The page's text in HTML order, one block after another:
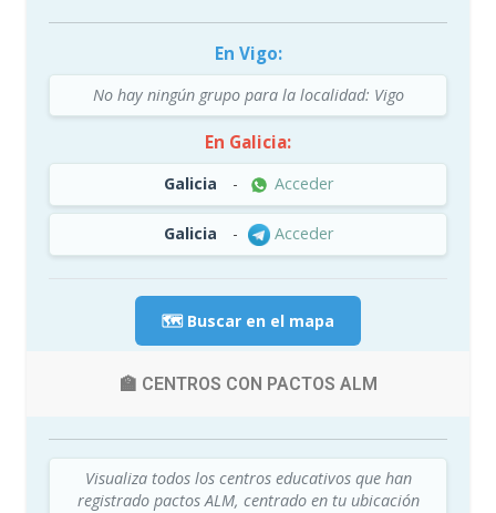
En Vigo:
No hay ningún grupo para la localidad: Vigo
En Galicia:
Galicia - Acceder
Galicia - Acceder
🗺️ Buscar en el mapa
🏫 CENTROS CON PACTOS ALM
Visualiza todos los centros educativos que han
registrado pactos ALM, centrado en tu ubicación